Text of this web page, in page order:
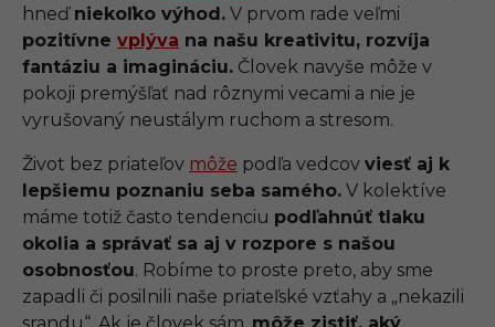
hneď niekoľko výhod. V prvom rade veľmi
pozitívne vplýva na našu kreativitu, rozvíja
fantáziu a imagináciu. Človek navyše môže v
pokoji premýšľať nad rôznymi vecami a nie je
vyrušovaný neustálym ruchom a stresom.
Život bez priateľov môže podľa vedcov viesť aj k
lepšiemu poznaniu seba samého. V kolektíve
máme totiž často tendenciu podľahnúť tlaku
okolia a správať sa aj v rozpore s našou
osobnosťou. Robíme to proste preto, aby sme
zapadli či posilnili naše priateľské vzťahy a „nekazili